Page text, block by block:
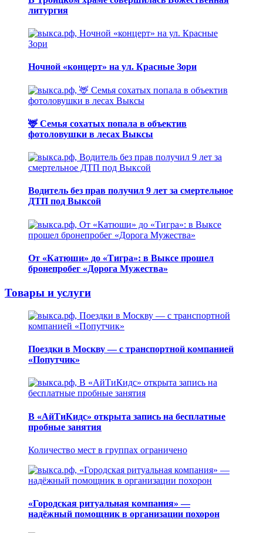
литургия
Ночной «концерт» на ул. Красные Зори
🦌 Семья сохатых попала в объектив
фотоловушки в лесах Выксы
Водитель без прав получил 9 лет за смертельное
ДТП под Выксой
От «Катюши» до «Тигра»: в Выксе прошел
бронепробег «Дорога Мужества»
Товары и услуги
Поездки в Москву — с транспортной компанией
«Попутчик»
В «АйТиКидс» открыта запись на бесплатные
пробные занятия
Количество мест в группах ограничено
«Городская ритуальная компания» —
надёжный помощник в организации похорон